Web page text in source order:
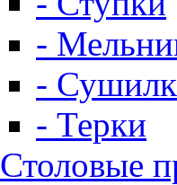
-
-
- Терки
Столовые